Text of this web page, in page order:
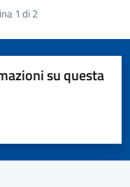
1 di 2
su questa